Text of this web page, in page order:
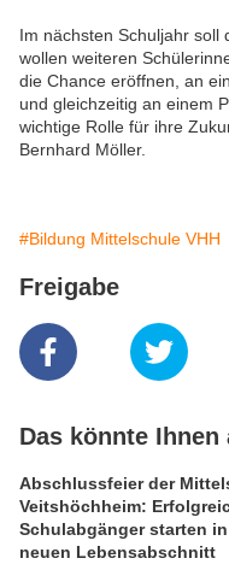
Im nächsten Schuljahr soll
wollen weiteren
die Chance eröffnen, an
und gleichzeitig an einem
wichtige Rolle für ihre
Bernhard Möller.
#Bildung Mittelschule VHH
Freigabe
Das könnte Ihnen
Abschlussfeier der
Veitshöchheim:
Schulabgänger starten
neuen Lebensabschnitt